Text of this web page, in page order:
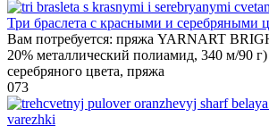
Три браслета с красными и серебряными
Вам потребуется: пряжа YARNART
20% металлический полиамид, 340 м/90 г)
серебряного цвета, пряжа
073